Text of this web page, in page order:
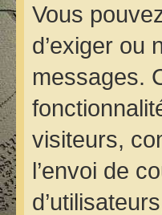
Vous
d’exiger ou
messages.
visiteurs,
l’envoi de